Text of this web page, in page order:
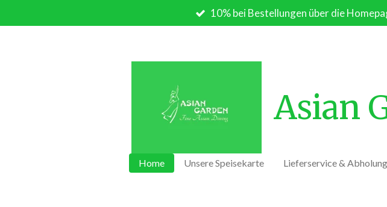
Hauptinhalt
10% bei Bestellungen über die
Asian
Home Unsere Speisekarte Lieferservice & Abholung